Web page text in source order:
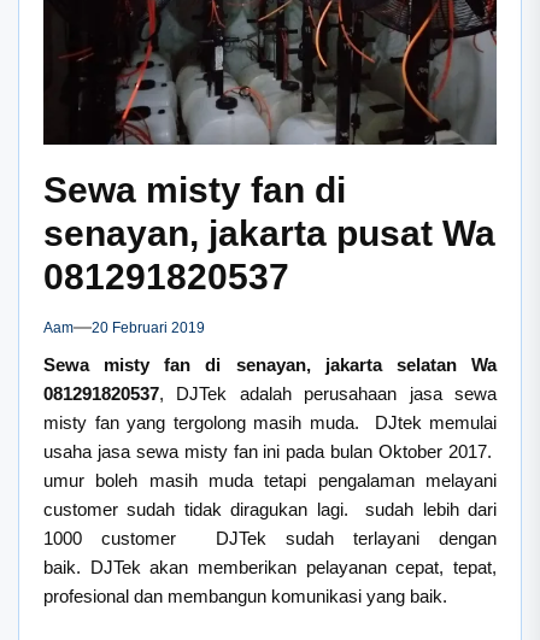
Sewa misty fan di
senayan, jakarta pusat Wa
081291820537
Aam 20 Februari 2019
Sewa misty fan di senayan, jakarta selatan Wa
081291820537, DJTek adalah perusahaan jasa sewa
misty fan yang tergolong masih muda. DJtek memulai
usaha jasa sewa misty fan ini pada bulan Oktober 2017.
umur boleh masih muda tetapi pengalaman melayani
customer sudah tidak diragukan lagi. sudah lebih dari
1000 customer DJTek sudah terlayani dengan
baik. DJTek akan memberikan pelayanan cepat, tepat,
profesional dan membangun komunikasi yang baik.